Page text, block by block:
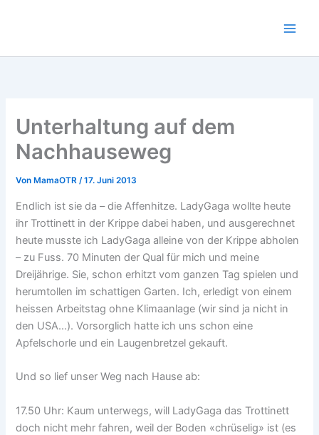
Unterhaltung auf dem
Nachhauseweg
Von MamaOTR/17. Juni 2013
Endlich ist sie da – die Affenhitze. LadyGaga wollte heute
ihr Trottinett in der Krippe dabei haben, und ausgerechnet
heute musste ich LadyGaga alleine von der Krippe abholen
– zu Fuss. 70 Minuten der Qual für mich und meine
Dreijährige. Sie, schon erhitzt vom ganzen Tag spielen und
herumtollen im schattigen Garten. Ich, erledigt von einem
heissen Arbeitstag ohne Klimaanlage (wir sind ja nicht in
den USA…). Vorsorglich hatte ich uns schon eine
Apfelschorle und ein Laugenbretzel gekauft.
Und so lief unser Weg nach Hause ab:
17.50 Uhr: Kaum unterwegs, will LadyGaga das Trottinett
doch nicht mehr fahren, weil der Boden «chrüselig» ist (es